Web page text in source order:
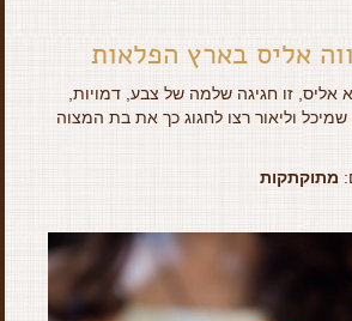
אליס בארץ הפלאות
אליס, זו חגיגה שלמה של צבע, דמויות,
וליאור רצו לחגוג כך את בת המצוה
מתוקתקות